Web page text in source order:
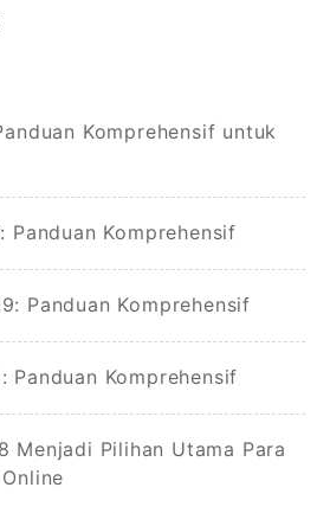
Komprehensif untuk
Panduan Komprehensif
Panduan Komprehensif
Panduan Komprehensif
Menjadi Pilihan Utama Para